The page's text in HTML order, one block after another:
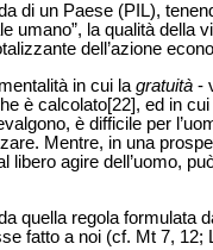
di un Paese (PIL),
umano”, la qualità della
dell’azione
in cui la gratuità -
è calcolato[22], ed in
è difficile per
Mentre, in una
agire dell’uomo,
quella regola formulata
fatto a noi (cf. Mt 7, 12;